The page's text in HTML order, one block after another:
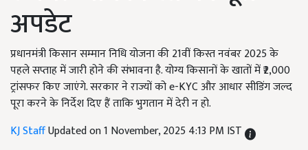
अपडेट
प्रधानमंत्री किसान सम्मान निधि योजना की 21वीं किस्त नवंबर 2025 के
पहले सप्ताह में जारी होने की संभावना है. योग्य किसानों के खातों में ₹2,000
ट्रांसफर किए जाएंगे. सरकार ने राज्यों को e-KYC और आधार सीडिंग जल्द
पूरा करने के निर्देश दिए हैं ताकि भुगतान में देरी न हो.
KJ StaffUpdated on 1 November, 2025 4:13 PM IST